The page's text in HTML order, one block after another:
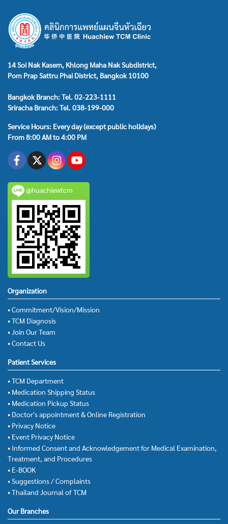
14 Soi Nak Kasem, Khlong Maha Nak Subdistrict,
Pom Prap Sattru Phai District, Bangkok 10100
Bangkok Branch: Tel. 02-223-1111
Sriracha Branch: Tel. 038-199-000
Service Hours: Every day (except public holidays)
From 8:00 AM to 4:00 PM
@huachiewtcm
Organization
• Commitment/Vision/Mission
• TCM Diagnosis
• Join Our Team
• Contact Us
Patient Services
• TCM Department
• Medication Shipping Status
• Medication Pickup Status
• Doctor's appointment & Online Registration
• Privacy Notice
• Event Privacy Notice
• Informed Consent and Acknowledgement for Medical Examination,
Treatment, and Procedures
• E-BOOK
• Suggestions / Complaints
• Thailand Journal of TCM
Our Branches